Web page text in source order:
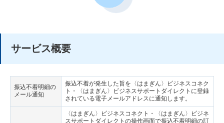
サービス概要
振込不着明細の
メール通知
振込不着が発生した旨を〈はまぎん〉ビジネスコネク
ト・〈はまぎん〉ビジネスサポートダイレクトに登録
されている電子メールアドレスに通知します。
〈はまぎん〉ビジネスコネクト・〈はまぎん〉ビジネ
スサポートダイレクトの操作画面で振込不着明細の訂